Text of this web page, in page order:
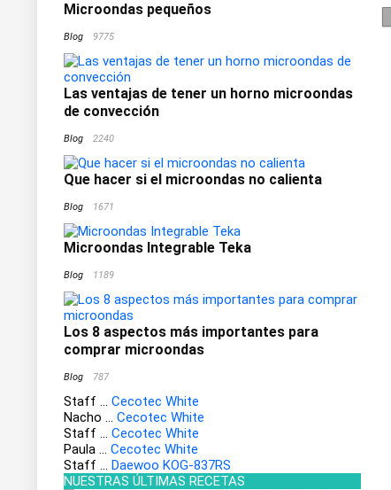
Microondas pequeños
Blog 9775
Las ventajas de tener un horno microondas
de convección
Blog 2240
Que hacer si el microondas no calienta
Blog 1671
Microondas Integrable Teka
Blog 1189
Los 8 aspectos más importantes para
comprar microondas
Blog 787
Staff ... Cecotec White
Nacho ... Cecotec White
Staff ... Cecotec White
Paula ... Cecotec White
Staff ... Daewoo KOG-837RS
NUESTRAS ÚLTIMAS RECETAS